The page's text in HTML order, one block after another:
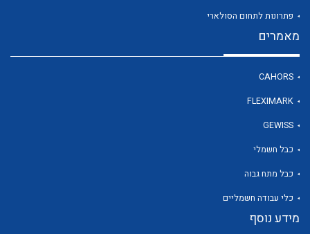
פתרונות לתחום הסולארי
מאמרים
CAHORS
FLEXIMARK
GEWISS
כבל חשמלי
כבל מתח גבוה
כלי עבודה חשמליים
מידע נוסף